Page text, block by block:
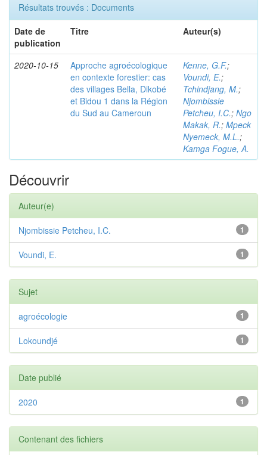
Résultats trouvés : Documents
Date de
publication
Titre Auteur(s)
2020-10-15
Approche agroécologique
en contexte forestier: cas
des villages Bella, Dikobé
et Bidou 1 dans la Région
du Sud au Cameroun
Kenne, G.F.;
Voundi, E.;
Tchindjang, M.;
Njombissie
Petcheu, I.C.; Ngo
Makak, R.; Mpeck
Nyemeck, M.L.;
Kamga Fogue, A.
Découvrir
Auteur(e)
1
Njombissie Petcheu, I.C.
1
Voundi, E.
Sujet
1
agroécologie
1
Lokoundjé
Date publié
1
2020
Contenant des fichiers